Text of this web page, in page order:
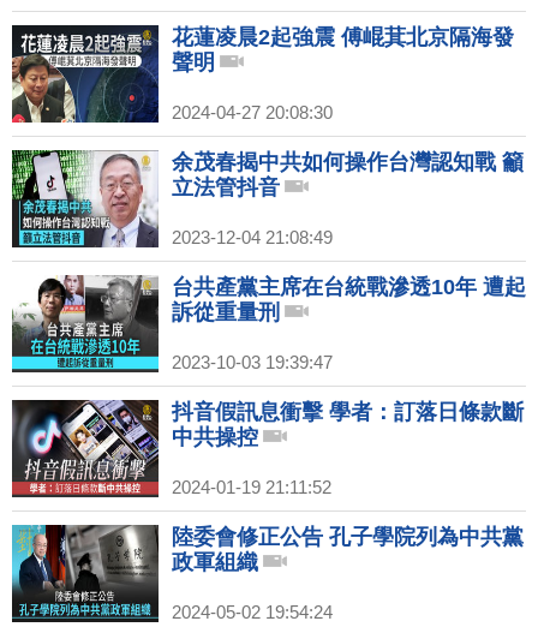
花蓮凌晨2起強震 傅崐萁北京隔海發
聲明
2024-04-27 20:08:30
余茂春揭中共如何操作台灣認知戰 籲
立法管抖音
2023-12-04 21:08:49
台共產黨主席在台統戰滲透10年 遭起
訴從重量刑
2023-10-03 19:39:47
抖音假訊息衝擊 學者：訂落日條款斷
中共操控
2024-01-19 21:11:52
陸委會修正公告 孔子學院列為中共黨
政軍組織
2024-05-02 19:54:24